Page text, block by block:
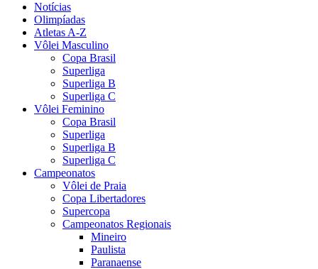
Notícias
Olimpíadas
Atletas A-Z
Vôlei Masculino
Copa Brasil
Superliga
Superliga B
Superliga C
Vôlei Feminino
Copa Brasil
Superliga
Superliga B
Superliga C
Campeonatos
Vôlei de Praia
Copa Libertadores
Supercopa
Campeonatos Regionais
Mineiro
Paulista
Paranaense